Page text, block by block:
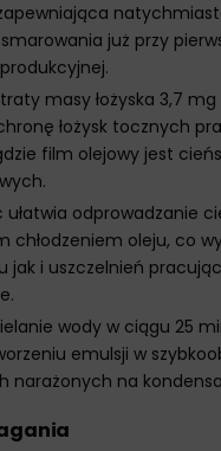
smarowania już przy
masy łożyska 3,7
łożysk tocznych
film olejowy jest
ułatwia odprowadzanie
chłodzeniem oleju, co
jak i uszczelnień
wody w ciągu 25
emulsji w
narażonych na